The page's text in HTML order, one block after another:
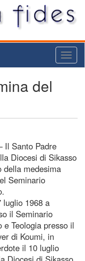
del
Il Santo Padre
Diocesi di Sikasso
medesima
Seminario
1968 a
il Seminario
Teologia presso il
di Koumi, in
il 10 luglio